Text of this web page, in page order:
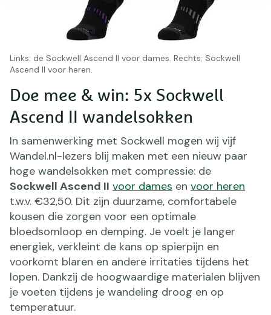
Doe mee & win: 5x Sockwell
Ascend II wandelsokken
In samenwerking met Sockwell mogen wij vijf
Wandel.nl-lezers blij maken met een nieuw paar
hoge wandelsokken met compressie: de
Sockwell Ascend II voor dames en voor heren
t.w.v. €32,50. Dit zijn duurzame, comfortabele
kousen die zorgen voor een optimale
bloedsomloop en demping. Je voelt je langer
energiek, verkleint de kans op spierpijn en
voorkomt blaren en andere irritaties tijdens het
lopen. Dankzij de hoogwaardige materialen blijven
je voeten tijdens je wandeling droog en op
temperatuur.
Links: de Sockwell Ascend II voor dames. Rechts: Sockwell
Ascend II voor heren.